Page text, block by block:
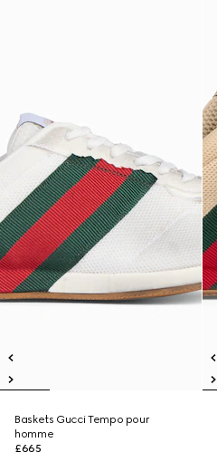
Baskets Gucci Tempo pour
homme
£665